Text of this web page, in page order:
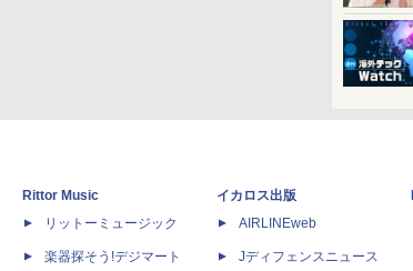
Rittor Music
リットーミュージック
楽器探そう!デジマート
イカロス出版
AIRLINEweb
Jディフェンスニュース